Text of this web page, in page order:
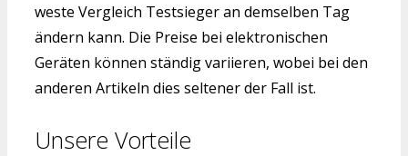
weste Vergleich Testsieger an demselben Tag
ändern kann. Die Preise bei elektronischen
Geräten können ständig variieren, wobei bei den
anderen Artikeln dies seltener der Fall ist.
Unsere Vorteile